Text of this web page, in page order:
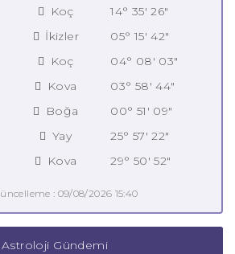
Koç
14° 35' 26"
İkizler
05° 15' 42"
Koç
04° 08' 03"
Kova
03° 58' 44"
Boğa
00° 51' 09"
Yay
25° 57' 22"
Kova 29° 50' 52"
: 09/08/2026 15:40
Astroloji Gündemi